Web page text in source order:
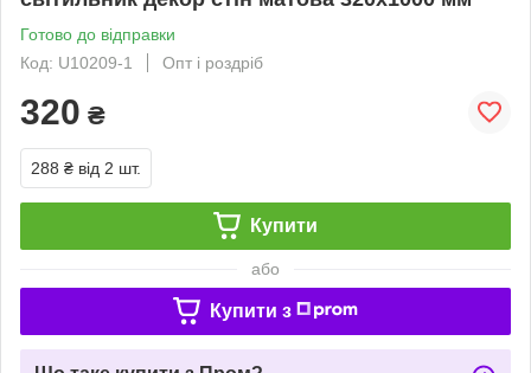
Готово до відправки
Код: U10209-1
Опт і роздріб
320 ₴
288 ₴ від 2 шт.
Купити
або
Купити з